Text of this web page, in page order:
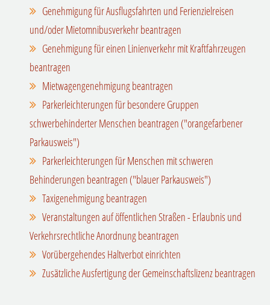
Genehmigung für Ausflugsfahrten und Ferienzielreisen
und/oder Mietomnibusverkehr beantragen
Genehmigung für einen Linienverkehr mit Kraftfahrzeugen
beantragen
Mietwagengenehmigung beantragen
Parkerleichterungen für besondere Gruppen
schwerbehinderter Menschen beantragen ("orangefarbener
Parkausweis")
Parkerleichterungen für Menschen mit schweren
Behinderungen beantragen ("blauer Parkausweis")
Taxigenehmigung beantragen
Veranstaltungen auf öffentlichen Straßen - Erlaubnis und
Verkehrsrechtliche Anordnung beantragen
Vorübergehendes Haltverbot einrichten
Zusätzliche Ausfertigung der Gemeinschaftslizenz beantragen